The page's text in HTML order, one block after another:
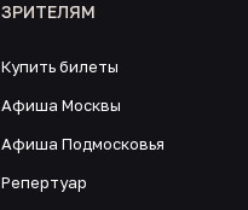
ЗРИТЕЛЯМ
Купить билеты
Афиша Москвы
Афиша Подмосковья
Репертуар